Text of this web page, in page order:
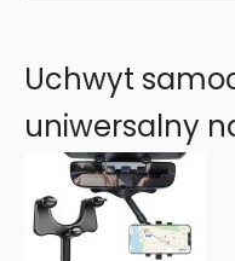
Uchwyt
uniwersalny